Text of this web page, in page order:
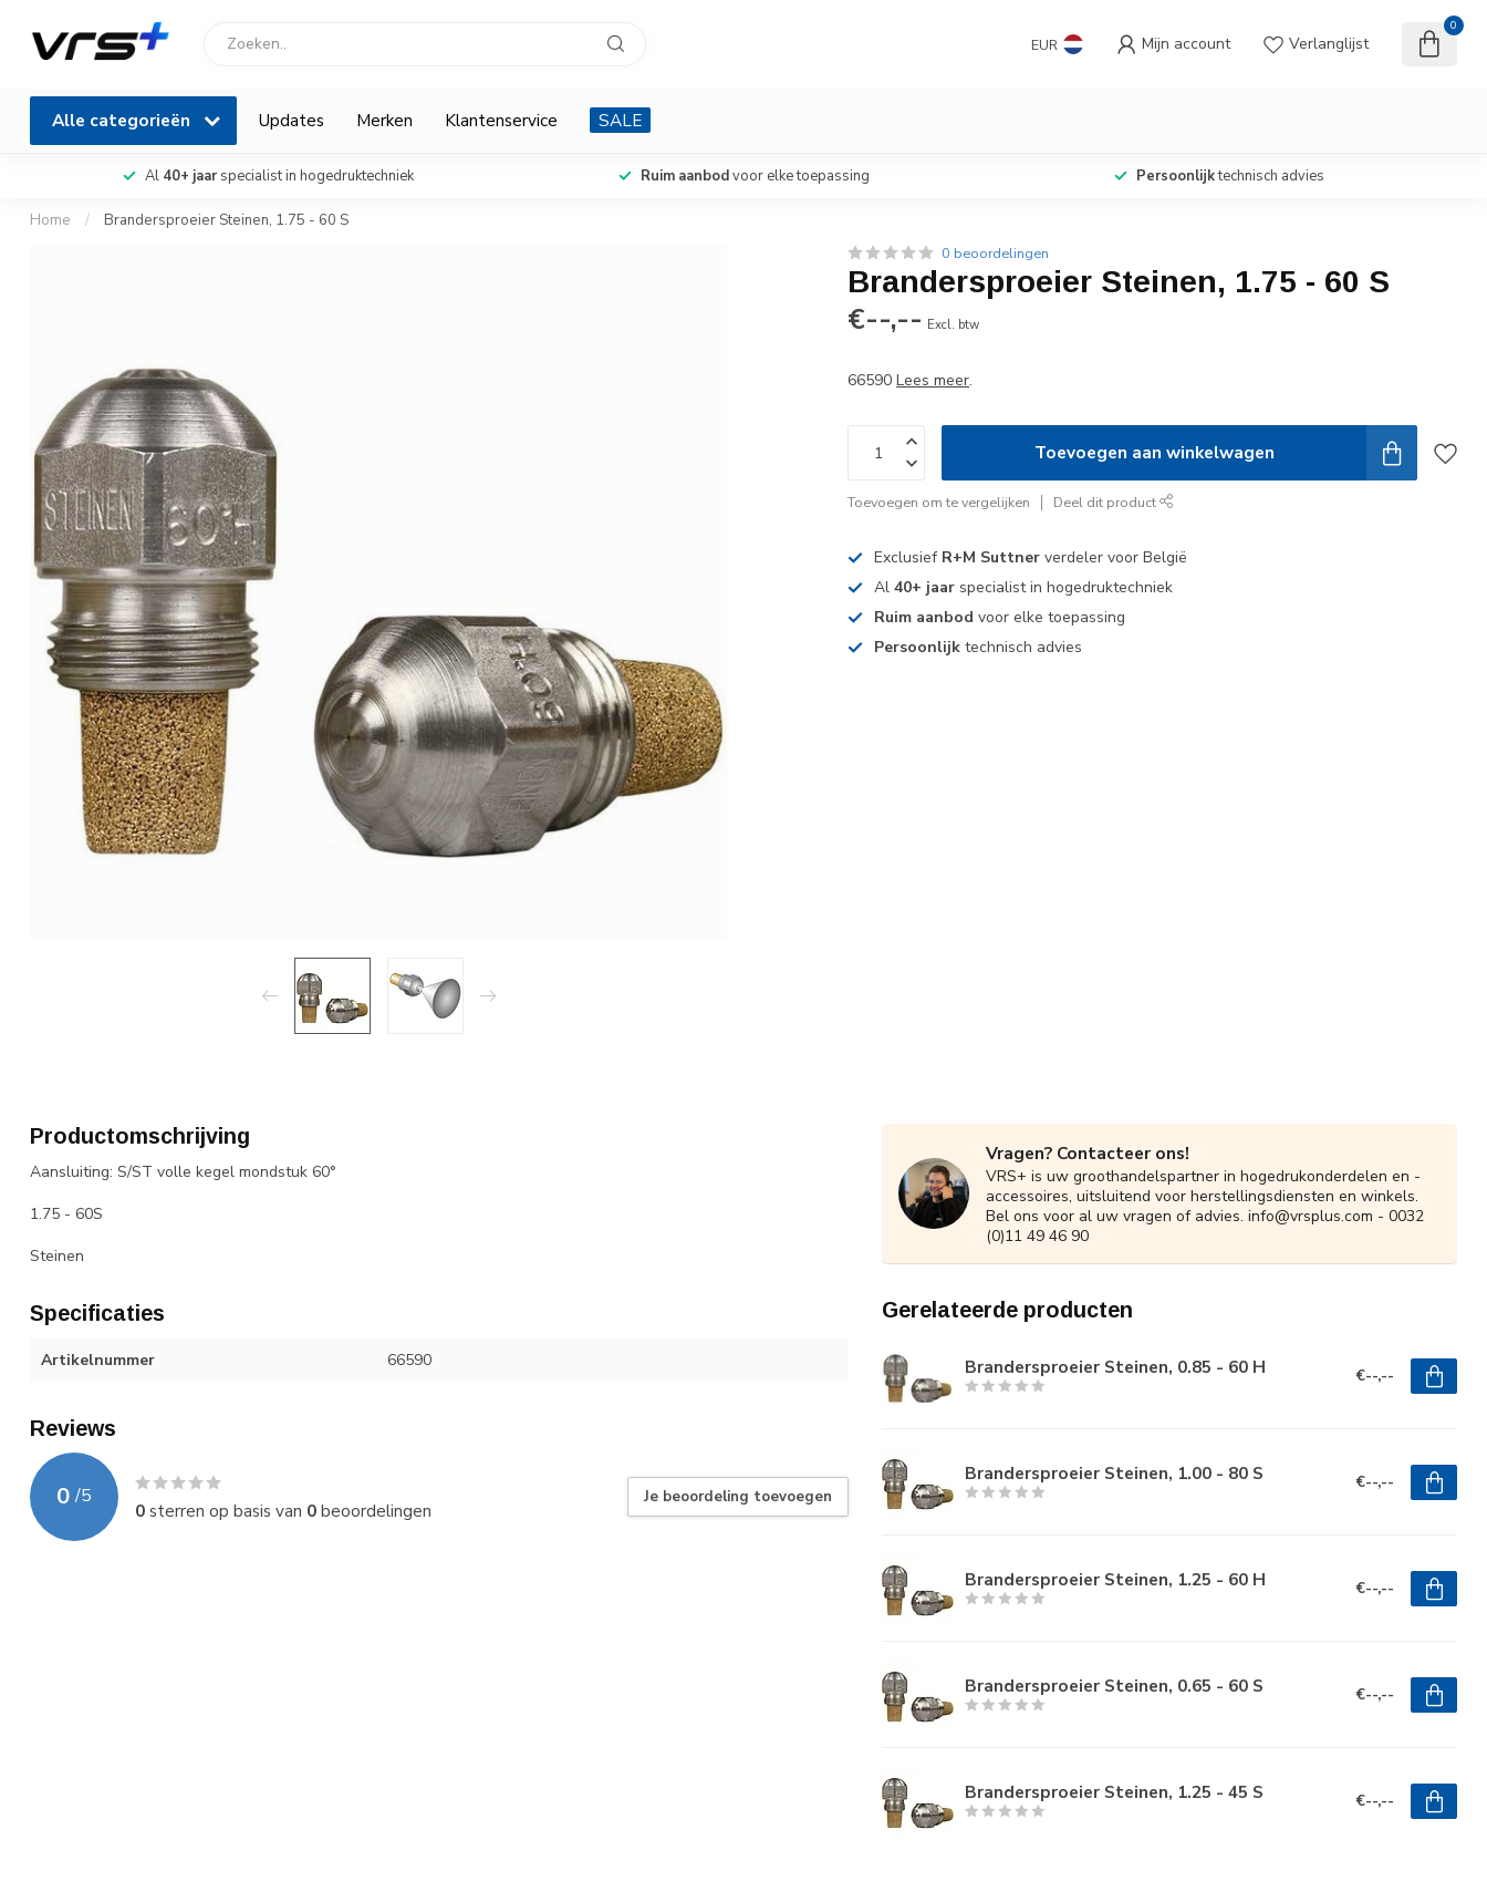
EUR Mijn account Verlanglijst
0
Alle categorieën Updates Merken Klantenservice SALE
Al 40+ jaarspecialist in hogedruktechniek Ruim aanbodvoor elke toepassing Persoonlijktechnisch advies
Home / Brandersproeier Steinen, 1.75 - 60 S
0 beoordelingen
Brandersproeier Steinen, 1.75 - 60 S
€--,-- Excl. btw
66590Lees meer.
Toevoegen aan winkelwagen
Toevoegen om te vergelijken Deel dit product
Exclusief R+M Suttner verdeler voor België
Al40+ jaar specialist in hogedruktechniek
Ruim aanbod voor elke toepassing
Persoonlijk technisch advies
Productomschrijving
Aansluiting: S/ST volle kegel mondstuk 60°
1.75 - 60S
Steinen
Specificaties
Artikelnummer 66590
Reviews
0 /5
0sterren op basis van 0beoordelingen
Je beoordeling toevoegen
Vragen? Contacteer ons!
VRS+ is uw groothandelspartner in hogedrukonderdelen en -
accessoires, uitsluitend voor herstellingsdiensten en winkels.
Bel ons voor al uw vragen of advies. info@vrsplus.com - 0032
(0)11 49 46 90
Gerelateerde producten
Brandersproeier Steinen, 0.85 - 60 H €--,--
Brandersproeier Steinen, 1.00 - 80 S €--,--
Brandersproeier Steinen, 1.25 - 60 H €--,--
Brandersproeier Steinen, 0.65 - 60 S €--,--
Brandersproeier Steinen, 1.25 - 45 S €--,--